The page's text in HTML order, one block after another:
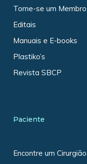
Torne-se um Membro
Editais
Manuais e E-books
Plastiko’s
Revista SBCP
Paciente
Encontre um Cirurgião